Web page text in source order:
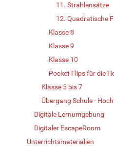
11. Strahlensätze
12. Quadratische
Klasse 8
Klasse 9
Klasse 10
Pocket Flips für die
Klasse 5 bis 7
Übergang Schule -
Digitale Lernumgebung
Digitaler EscapeRoom
Unterrichtsmaterialien